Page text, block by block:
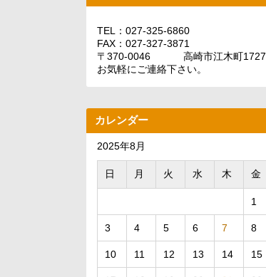
TEL：027-325-6860
FAX：027-327-3871
〒370-0046 高崎市江木町1727
お気軽にご連絡下さい。
カレンダー
2025年8月
日 月 火 水 木 金
1
3 4 5 6 7 8
10 11 12 13 14 15